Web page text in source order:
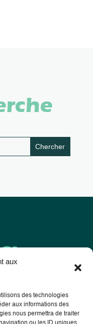
aux
des technologies
aux informations des
nous permettra de traiter
ou les ID uniques